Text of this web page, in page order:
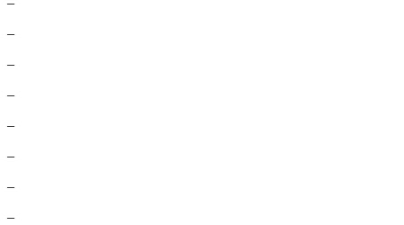
–
–
–
–
–
–
–